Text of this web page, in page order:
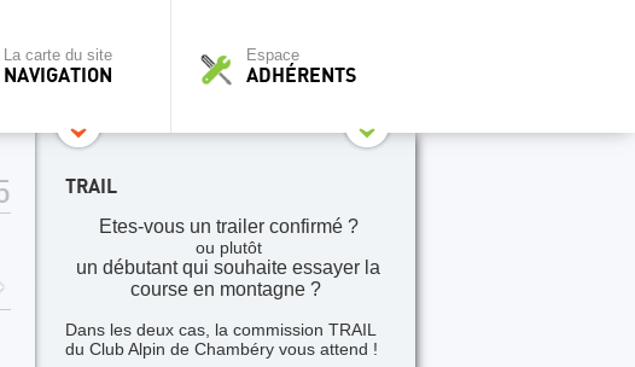
La carte du site
NAVIGATION
Espace
ADHÉRENTS
TRAIL
Etes-vous un trailer confirmé ?
ou plutôt
un débutant qui souhaite essayer la
course en montagne ?
Dans les deux cas, la commission TRAIL
du Club Alpin de Chambéry vous attend !